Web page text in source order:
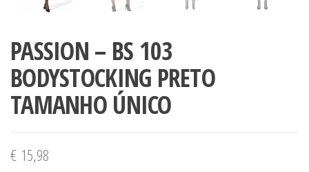
PASSION – BS 103
BODYSTOCKING PRETO
TAMANHO ÚNICO
€ 15,98